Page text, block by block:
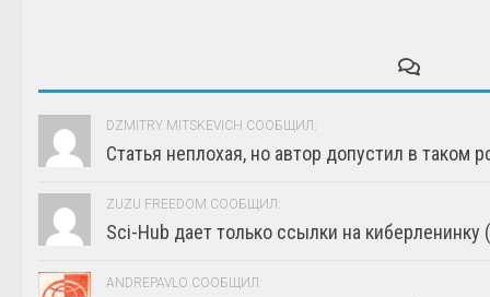
DZMITRY MITSKEVICH СООБЩИЛ:
Статья неплохая, но автор допустил в таком
ZUZU FREEDOM СООБЩИЛ:
Sci-Hub дает только ссылки на киберленинку
ANDREPAVLO СООБЩИЛ: